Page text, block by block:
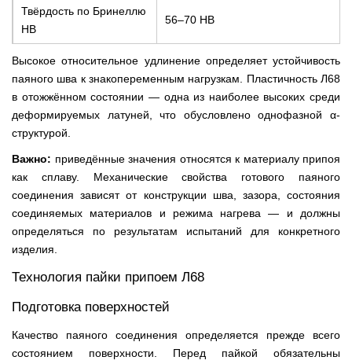
Твёрдость по Бринеллю
HB
56–70 HB
Высокое относительное удлинение определяет устойчивость
паяного шва к знакопеременным нагрузкам. Пластичность Л68
в отожжённом состоянии — одна из наиболее высоких среди
деформируемых латуней, что обусловлено однофазной α-
структурой.
Важно: приведённые значения относятся к материалу припоя
как сплаву. Механические свойства готового паяного
соединения зависят от конструкции шва, зазора, состояния
соединяемых материалов и режима нагрева — и должны
определяться по результатам испытаний для конкретного
изделия.
Технология пайки припоем Л68
Подготовка поверхностей
Качество паяного соединения определяется прежде всего
состоянием поверхности. Перед пайкой обязательны